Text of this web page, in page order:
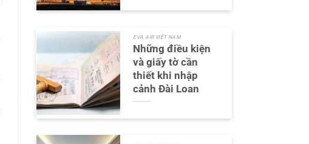
EVA AIR VIỆT NAM
Những điều kiện
và giấy tờ cần
thiết khi nhập
cảnh Đài Loan